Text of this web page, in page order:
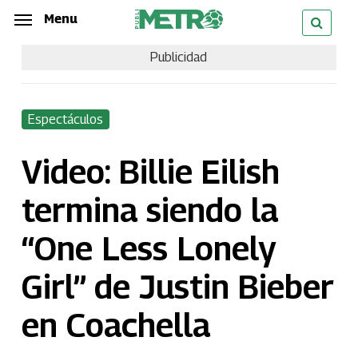
Skip
content
Menu
Publicidad
Espectáculos
Video: Billie Eilish
termina siendo la
“One Less Lonely
Girl” de Justin Bieber
en Coachella
Menu